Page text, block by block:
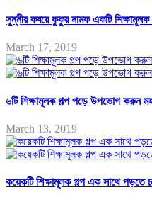
সুন্নীর কবরে কুকুর নামক একটি শিক্ষামূলক
March 17, 2019
৬টি শিক্ষামূলক গল্প পড়ে উপভোগ করুন
March 13, 2019
কয়েকটি শিক্ষামূলক গল্প এক সাথে পড়তে